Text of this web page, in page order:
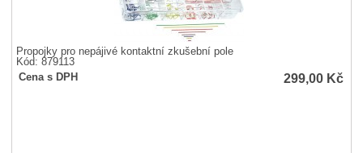
Propojky pro nepájivé kontaktní zkušební pole
Kód: 879113
Cena s DPH
299,00 Kč